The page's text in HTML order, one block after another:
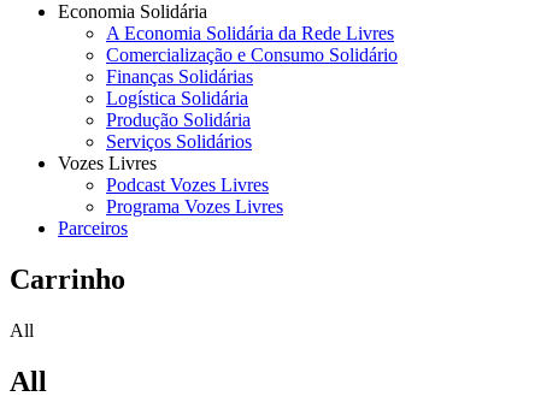
Economia Solidária
A Economia Solidária da Rede Livres
Comercialização e Consumo Solidário
Finanças Solidárias
Logística Solidária
Produção Solidária
Serviços Solidários
Vozes Livres
Podcast Vozes Livres
Programa Vozes Livres
Parceiros
Carrinho
All
All